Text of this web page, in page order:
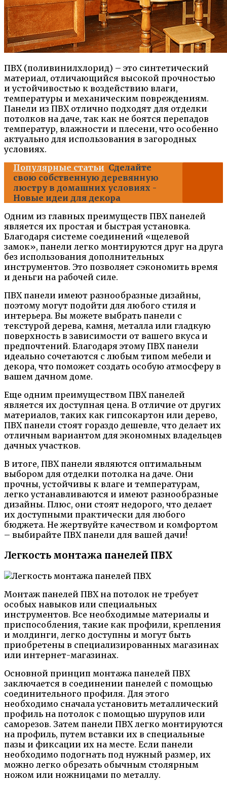
ПВХ (поливинилхлорид) – это синтетический
материал, отличающийся высокой прочностью
и устойчивостью к воздействию влаги,
температуры и механическим повреждениям.
Панели из ПВХ отлично подходят для отделки
потолков на даче, так как не боятся перепадов
температур, влажности и плесени, что особенно
актуально для использования в загородных
условиях.
Популярные статьи Сделайте
свою собственную деревянную
люстру в домашних условиях -
Новые идеи для декора
Одним из главных преимуществ ПВХ панелей
является их простая и быстрая установка.
Благодаря системе соединений «щелевой
замок», панели легко монтируются друг на друга
без использования дополнительных
инструментов. Это позволяет сэкономить время
и деньги на рабочей силе.
ПВХ панели имеют разнообразные дизайны,
поэтому могут подойти для любого стиля и
интерьера. Вы можете выбрать панели с
текстурой дерева, камня, металла или гладкую
поверхность в зависимости от вашего вкуса и
предпочтений. Благодаря этому ПВХ панели
идеально сочетаются с любым типом мебели и
декора, что поможет создать особую атмосферу в
вашем дачном доме.
Еще одним преимуществом ПВХ панелей
является их доступная цена. В отличие от других
материалов, таких как гипсокартон или дерево,
ПВХ панели стоят гораздо дешевле, что делает их
отличным вариантом для экономных владельцев
дачных участков.
В итоге, ПВХ панели являются оптимальным
выбором для отделки потолка на даче. Они
прочны, устойчивы к влаге и температурам,
легко устанавливаются и имеют разнообразные
дизайны. Плюс, они стоят недорого, что делает
их доступными практически для любого
бюджета. Не жертвуйте качеством и комфортом
– выбирайте ПВХ панели для вашей дачи!
Легкость монтажа панелей ПВХ
Монтаж панелей ПВХ на потолок не требует
особых навыков или специальных
инструментов. Все необходимые материалы и
приспособления, такие как профили, крепления
и молдинги, легко доступны и могут быть
приобретены в специализированных магазинах
или интернет-магазинах.
Основной принцип монтажа панелей ПВХ
заключается в соединении панелей с помощью
соединительного профиля. Для этого
необходимо сначала установить металлический
профиль на потолок с помощью шурупов или
саморезов. Затем панели ПВХ легко монтируются
на профиль, путем вставки их в специальные
пазы и фиксации их на месте. Если панели
необходимо подогнать под нужный размер, их
можно легко обрезать обычным столярным
ножом или ножницами по металлу.